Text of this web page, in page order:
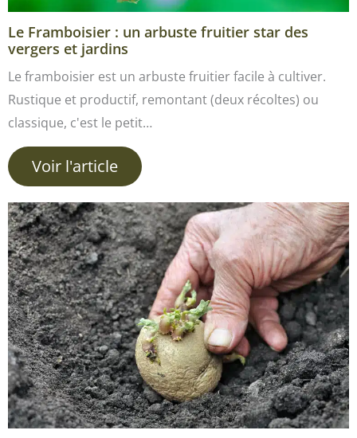
Le Framboisier : un arbuste fruitier star des
vergers et jardins
Le framboisier est un arbuste fruitier facile à cultiver.
Rustique et productif, remontant (deux récoltes) ou
classique, c'est le petit…
Voir l'article